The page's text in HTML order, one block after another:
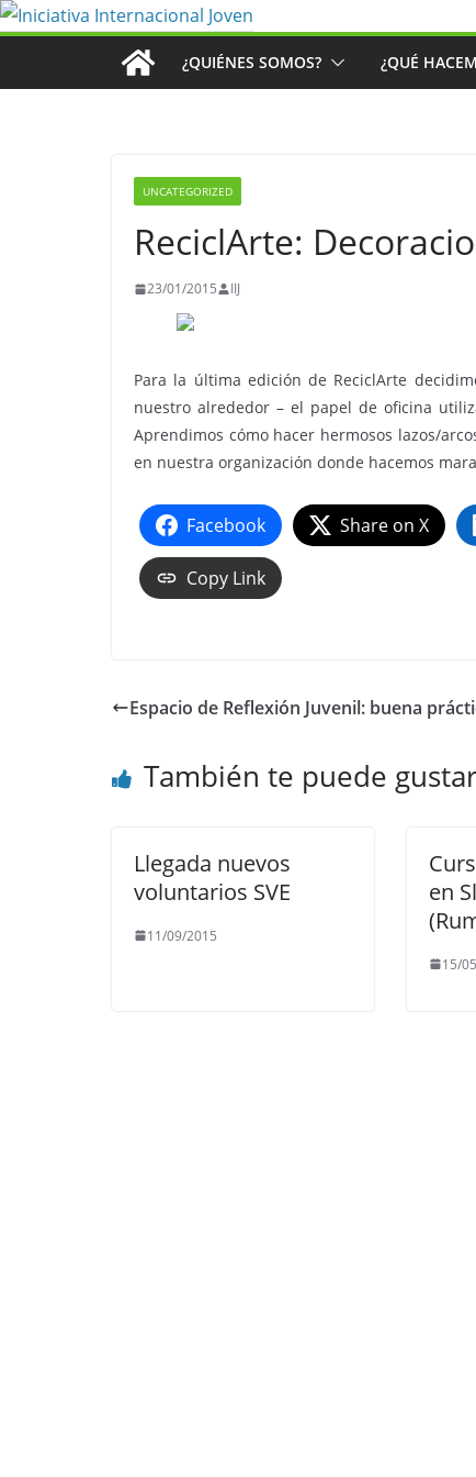
Saltar
¿QUIÉNES SOMOS? ¿QUÉ
UNCATEGORIZED
ReciclArte:
23/01/2015 IIJ
Para la última edición de ReciclArte
nuestro alrededor – el papel de oficina
Aprendimos cómo hacer hermosos lazos/
en nuestra organización donde hacemos
Facebook Share on X
Copy Link
Espacio de Reflexión Juvenil: buena
También te puede
Llegada nuevos
voluntarios SVE
11/09/2015
en
15/